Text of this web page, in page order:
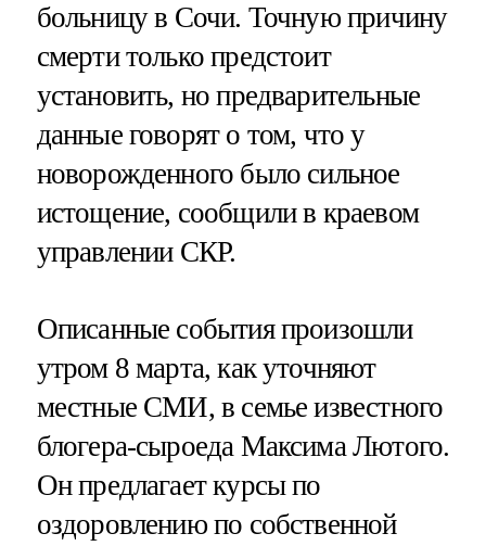
больницу в Сочи. Точную причину
смерти только предстоит
установить, но предварительные
данные говорят о том, что у
новорожденного было сильное
истощение, сообщили в краевом
управлении СКР.
Описанные события произошли
утром 8 марта, как уточняют
местные СМИ, в семье известного
блогера-сыроеда Максима Лютого.
Он предлагает курсы по
оздоровлению по собственной